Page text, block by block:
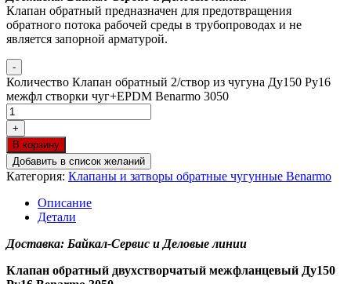
Клапан обратный предназначен для предотвращения
обратного потока рабочей среды в трубопроводах и не
является запорной арматурой.
-
Количество Клапан обратный 2/створ из чугуна Ду150 Ру16
межфл створки чуг+EPDM Benarmo 3050
+
В корзину
Добавить в список желаний
Категория: Клапаны и затворы обратные чугунные Benarmo
Описание
Детали
Доставка: Байкал-Сервис и Деловые линии
Клапан обратный двухстворчатый межфланцевый Ду150